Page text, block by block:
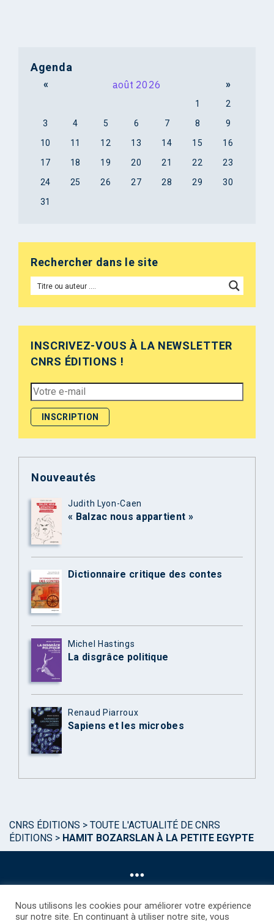
Agenda
« août 2026 »
1
2
3
4 5 6 7 8
9
10
11 12 13 14 15
16
17
18 19 20 21 22
23
24
25 26 27 28 29
30
31
Rechercher dans le site
INSCRIVEZ-VOUS À LA NEWSLETTER
CNRS ÉDITIONS !
Nouveautés
Judith Lyon-Caen
« Balzac nous appartient »
Dictionnaire critique des contes
Michel Hastings
La disgrâce politique
Renaud Piarroux
Sapiens et les microbes
CNRS ÉDITIONS > TOUTE L'ACTUALITÉ DE CNRS
ÉDITIONS > HAMIT BOZARSLAN À LA PETITE EGYPTE
Nous utilisons les cookies pour améliorer votre expérience
sur notre site. En continuant à utiliser notre site, vous